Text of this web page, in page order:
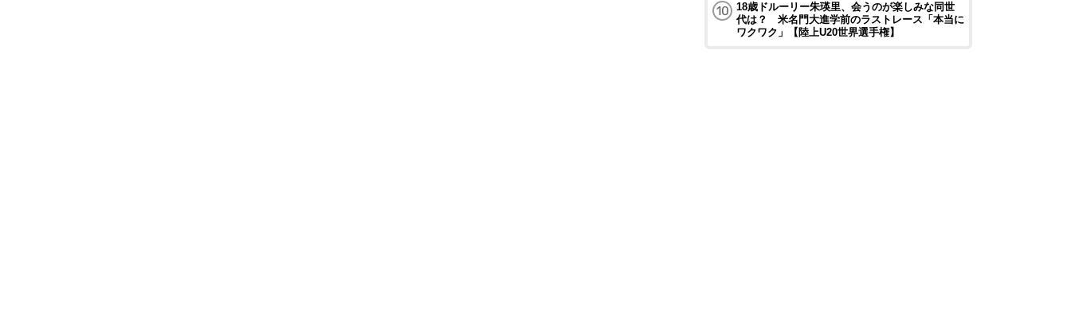
18歳ドルーリー朱瑛里、会うのが楽しみな同世
代は？ 米名門大進学前のラストレース「本当に
ワクワク」【陸上U20世界選手権】